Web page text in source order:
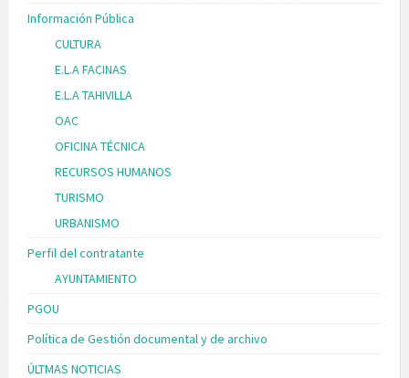
Información Pública
CULTURA
E.L.A FACINAS
E.L.A TAHIVILLA
OAC
OFICINA TÉCNICA
RECURSOS HUMANOS
TURISMO
URBANISMO
Perfil del contratante
AYUNTAMIENTO
PGOU
Política de Gestión documental y de archivo
ÚLTMAS NOTICIAS